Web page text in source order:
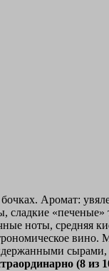
Аромат:
сладкие
ноты, средняя
вино.
(8 из